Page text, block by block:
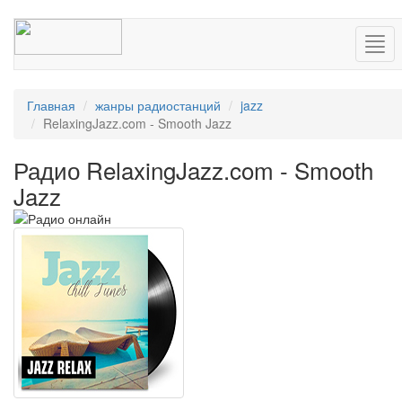
Главная жанры радиостанций
jazz
RelaxingJazz.com - Smooth Jazz
Радио RelaxingJazz.com - Smooth
Jazz